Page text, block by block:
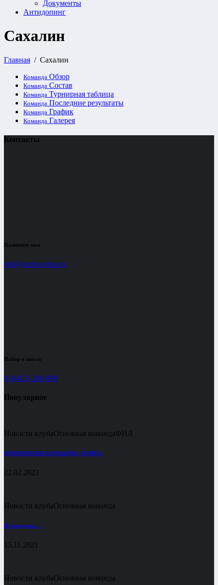
Документы
Антидопинг
Сахалин
Главная Сахалин
Команда Обзор
Команда Состав
Команда Турнирная таблица
Команда Последние результаты
Команда График
Команда Галерея
Контакты
Напишите нам
info@zenit-penza.ru
Набор в школу
8 (8412) 200-990
Популярное
Новости клубаОсновная командаФНЛ
НОВОБРАНЦЫ КОМАНДЫ «ЗЕНИТ»
22.02.2023
Новости клубаОсновная команда
Не наш день …
15.11.2021
Новости клубаОсновная команда